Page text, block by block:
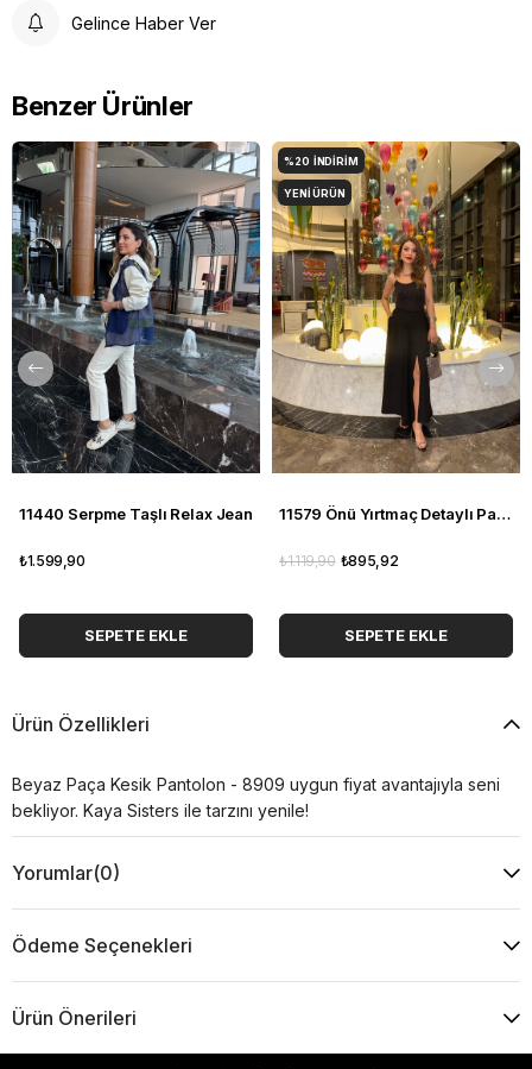
Gelince Haber Ver
Benzer Ürünler
11440 Serpme Taşlı Relax Jean
₺1.599,90
SEPETE EKLE
11579 Önü Yırtmaç Detaylı Pantolon
₺895,92
₺1.119,90
SEPETE EKLE
%20 İNDIRIM
YENI ÜRÜN
Ürün Özellikleri
Beyaz Paça Kesik Pantolon - 8909 uygun fiyat avantajıyla seni
bekliyor. Kaya Sisters ile tarzını yenile!
Yorumlar(0)
Ödeme Seçenekleri
Ürün Önerileri